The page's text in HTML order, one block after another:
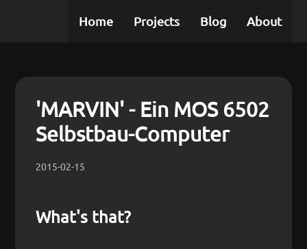
Home Projects Blog About
'MARVIN' - Ein MOS 6502
Selbstbau-Computer
2015-02-15
What's that?